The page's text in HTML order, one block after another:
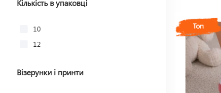
Бавовна - 90% поліамід - 10%
Бавовна - 95% дорлостан - 5%
Бавовна - 95% дорлостан - 5%
Бавовна - 100%
Кількість в упаковці
10
12
Візерунки і принти
Топ